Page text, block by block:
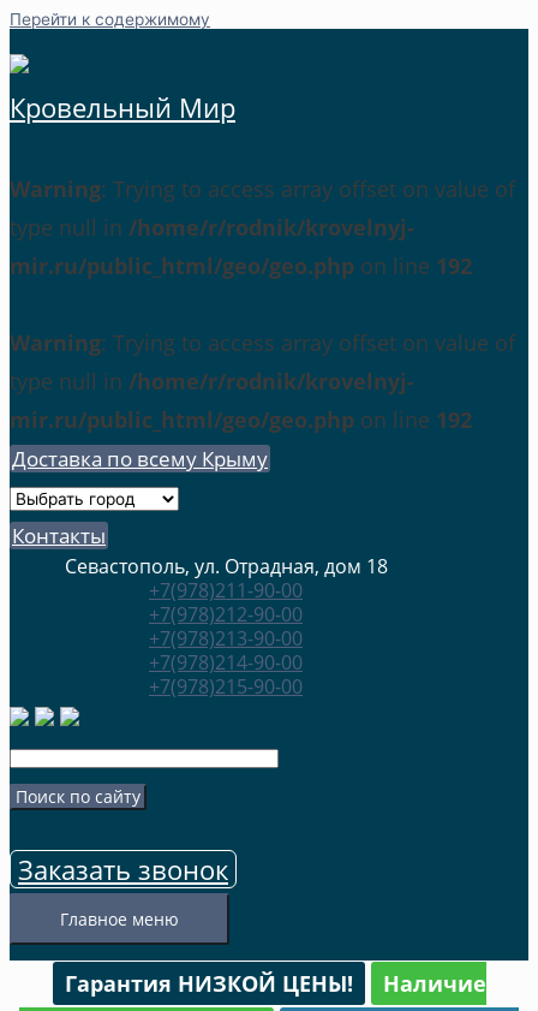
Перейти к содержимому
Кровельный Мир
Warning: Trying to access array offset on value of
type null in /home/r/rodnik/krovelnyj-
mir.ru/public_html/geo/geo.php on line 192
Warning: Trying to access array offset on value of
type null in /home/r/rodnik/krovelnyj-
mir.ru/public_html/geo/geo.php on line 192
Доставка по всему Крыму
Контакты
Севастополь, ул. Отрадная, дом 18
+7(978)211-90-00
+7(978)212-90-00
+7(978)213-90-00
+7(978)214-90-00
+7(978)215-90-00
Заказать звонок
Главное меню
Гарантия НИЗКОЙ ЦЕНЫ!
Наличие